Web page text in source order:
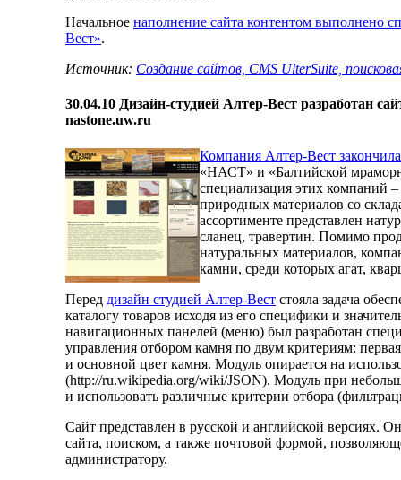
Начальное наполнение сайта контентом выполнено
Вест».
Источник: Создание сайтов, CMS UlterSuite,
30.04.10 Дизайн-студией Алтер-Вест разработан
nastone.uw.ru
Компания Алтер-Вест
«НАСТ» и «Балтийской
специализация этих компаний
природных материалов со
ассортименте представлен
сланец, травертин. Помимо
натуральных материалов,
камни, среди которых агат,
Перед дизайн студией Алтер-Вест стояла задача
каталогу товаров исходя из его специфики и
навигационных панелей (меню) был разработан
управления отбором камня по двум критериям:
и основной цвет камня. Модуль опирается на
(http://ru.wikipedia.org/wiki/JSON). Модуль при
и использовать различные критерии отбора
Сайт представлен в русской и английской версиях.
сайта, поиском, а также почтовой формой,
администратору.